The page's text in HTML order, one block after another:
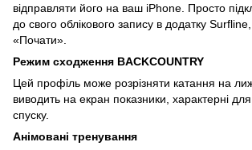
відправляти його на ваш iPhone. Просто
до свого облікового запису в додатку Surfline,
«Почати».
Режим сходження BACKCOUNTRY
Цей профіль може розрізняти катання на
виводить на екран показники, характерні
спуску.
Анімовані тренування